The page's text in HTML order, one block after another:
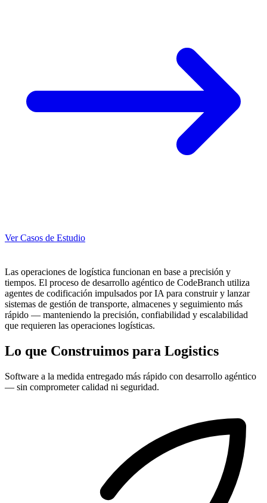
Ver Casos de Estudio
Las operaciones de logística funcionan en base a precisión y
tiempos. El proceso de desarrollo agéntico de CodeBranch utiliza
agentes de codificación impulsados por IA para construir y lanzar
sistemas de gestión de transporte, almacenes y seguimiento más
rápido — manteniendo la precisión, confiabilidad y escalabilidad
que requieren las operaciones logísticas.
Lo que Construimos para Logistics
Software a la medida entregado más rápido con desarrollo agéntico
— sin comprometer calidad ni seguridad.